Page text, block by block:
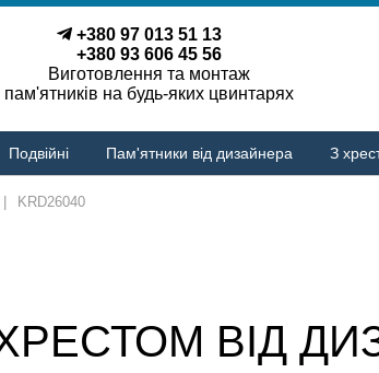
+380 97 013 51 13
+380 93 606 45 56
Виготовлення та монтаж
пам'ятників на будь-яких цвинтарях
Подвійні Пам'ятники від дизайнера З
KRD26040
ВІД